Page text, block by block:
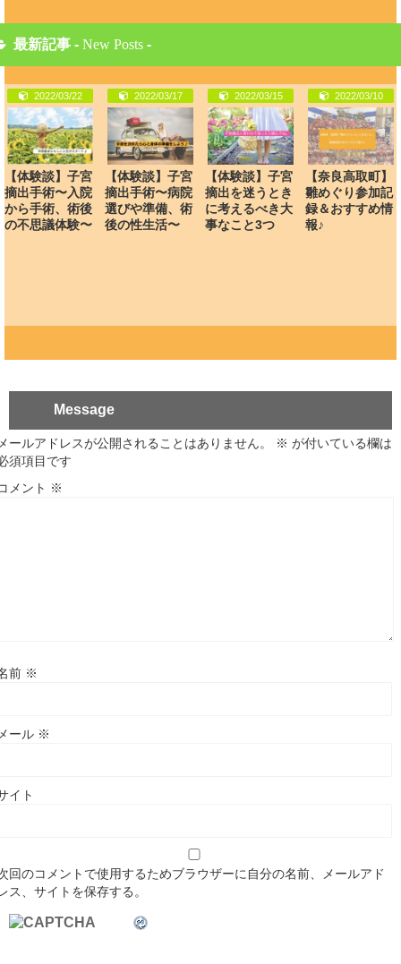
最新記事 - New Posts -
2022/03/22
【体験談】子宮
摘出手術〜入院
から手術、術後
の不思議体験〜
2022/03/17
【体験談】子宮
摘出手術〜病院
選びや準備、術
後の性生活〜
2022/03/15
【体験談】子宮
摘出を迷うとき
に考えるべき大
事なこと3つ
2022/03/10
【奈良高取町】
雛めぐり参加記
録＆おすすめ情
報♪
Message
ールアドレスが公開されることはありません。 ※ が付いている欄は
須項目です
メント ※
前 ※
ール ※
イト
回のコメントで使用するためブラウザーに自分の名前、メールアド
ス、サイトを保存する。